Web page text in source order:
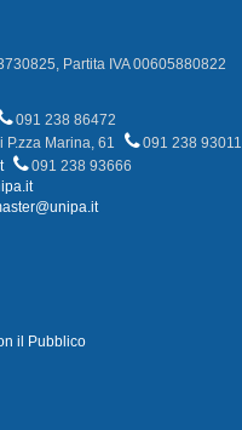
Partita IVA 00605880822
091 238 86472
P.zza Marina, 61
091 238 93011
091 238 93666
il Pubblico